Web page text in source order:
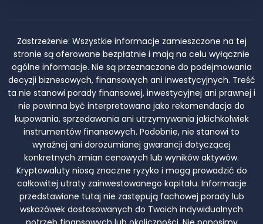
Zastrzeżenie: Wszystkie informacje zamieszczone na tej
stronie są oferowane bezpłatnie i mają na celu wyłącznie
ogólne informacje. Nie są przeznaczone do podejmowania
decyzji biznesowych, finansowych ani inwestycyjnych. Treść
ta nie stanowi porady finansowej, inwestycyjnej ani prawnej i
nie powinna być interpretowana jako rekomendacja do
kupowania, sprzedawania ani utrzymywania jakichkolwiek
instrumentów finansowych. Podobnie, nie stanowi to
wyraźnej ani dorozumianej gwarancji dotyczącej
konkretnych zmian cenowych lub wyników aktywów.
Kryptowaluty niosą znaczne ryzyko i mogą prowadzić do
całkowitej utraty zainwestowanego kapitału. Informacje
przedstawione tutaj nie zastępują fachowej porady lub
wskazówek dostosowanych do Twoich indywidualnych